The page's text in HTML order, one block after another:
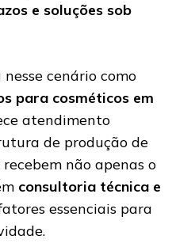
e soluções sob
cenário como
para cosméticos em
atendimento
de produção de
não apenas o
consultoria técnica e
essenciais para